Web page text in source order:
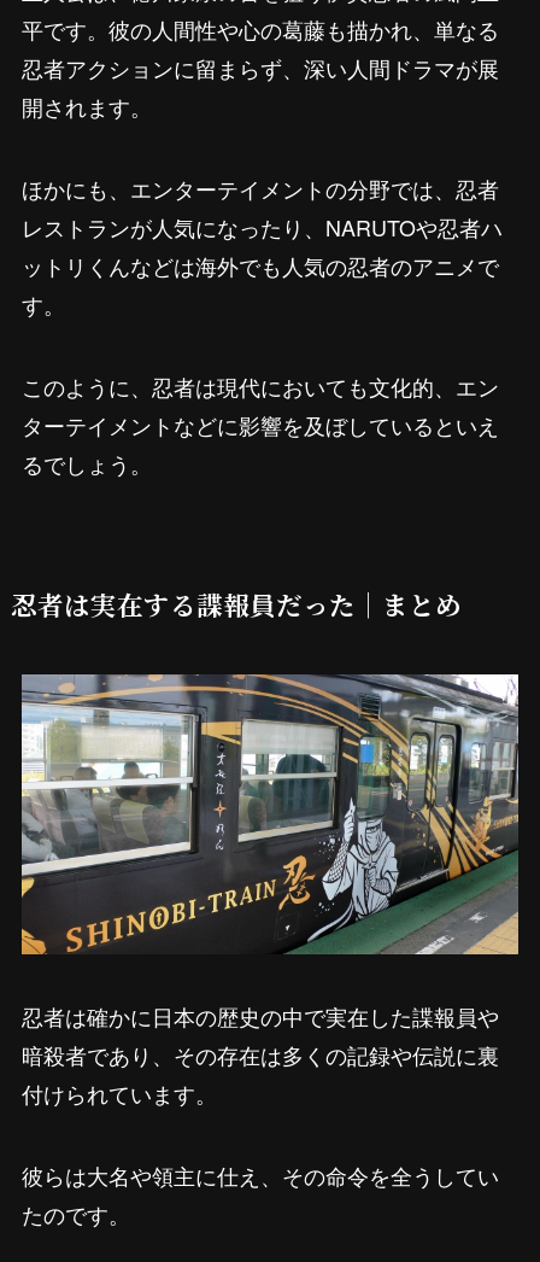
平です。彼の人間性や心の葛藤も描かれ、単なる
忍者アクションに留まらず、深い人間ドラマが展
開されます。
ほかにも、エンターテイメントの分野では、忍者
レストランが人気になったり、NARUTOや忍者ハ
ットリくんなどは海外でも人気の忍者のアニメで
す。
このように、忍者は現代においても文化的、エン
ターテイメントなどに影響を及ぼしているといえ
るでしょう。
忍者は実在する諜報員だった｜まとめ
忍者は確かに日本の歴史の中で実在した諜報員や
暗殺者であり、その存在は多くの記録や伝説に裏
付けられています。
彼らは大名や領主に仕え、その命令を全うしてい
たのです。